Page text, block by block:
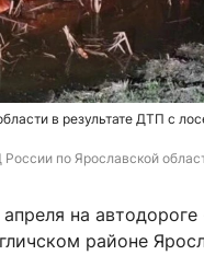
в результате ДТП с
по Ярославской
на автодороге
районе